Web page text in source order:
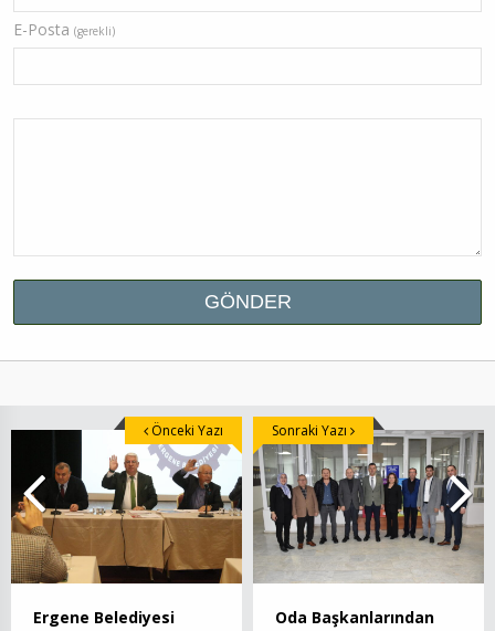
E-Posta (gerekli)
Ergene Belediyesi
Önceki Yazı
Oda Başkanlarından
Sonraki Yazı